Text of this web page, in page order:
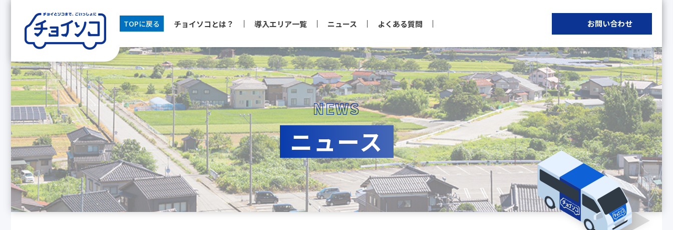
TOPに戻る チョイソコとは？ 導入エリア一覧 ニュース よくある質問 お問い合わせ
NEWS
ニュース